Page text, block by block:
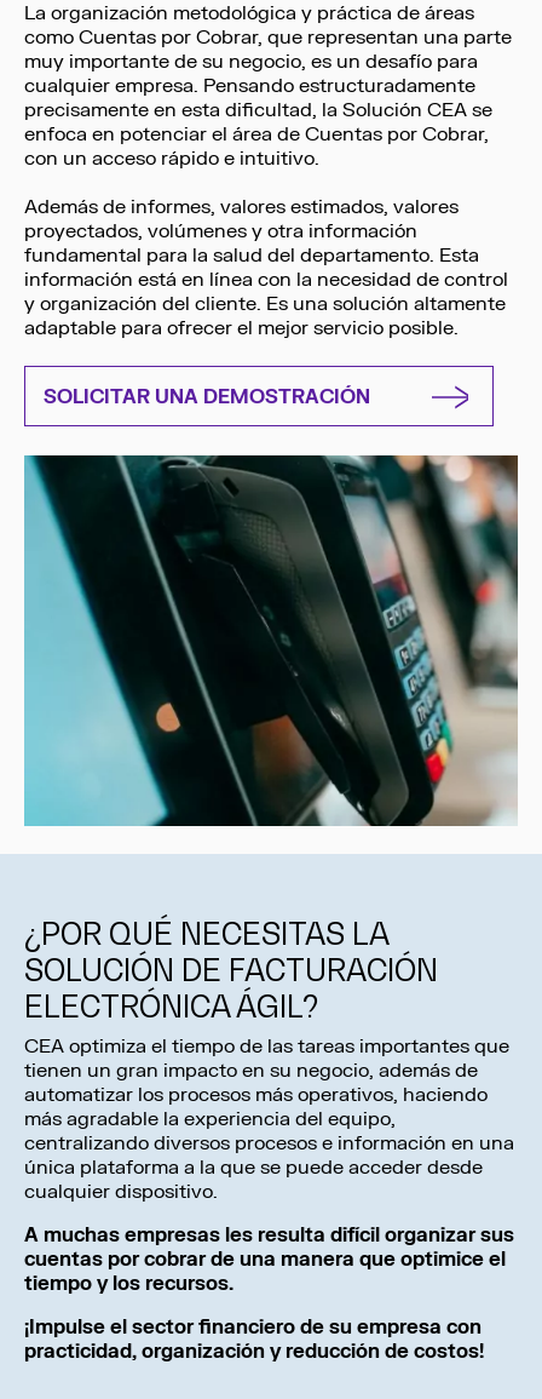
La organización metodológica y práctica de áreas
como Cuentas por Cobrar, que representan una parte
muy importante de su negocio, es un desafío para
cualquier empresa. Pensando estructuradamente
precisamente en esta dificultad, la Solución CEA se
enfoca en potenciar el área de Cuentas por Cobrar,
con un acceso rápido e intuitivo.
Además de informes, valores estimados, valores
proyectados, volúmenes y otra información
fundamental para la salud del departamento. Esta
información está en línea con la necesidad de control
y organización del cliente. Es una solución altamente
adaptable para ofrecer el mejor servicio posible.
SOLICITAR UNA DEMOSTRACIÓN
¿POR QUÉ NECESITAS LA
SOLUCIÓN DE FACTURACIÓN
ELECTRÓNICA ÁGIL?
CEA optimiza el tiempo de las tareas importantes que
tienen un gran impacto en su negocio, además de
automatizar los procesos más operativos, haciendo
más agradable la experiencia del equipo,
centralizando diversos procesos e información en una
única plataforma a la que se puede acceder desde
cualquier dispositivo.
A muchas empresas les resulta difícil organizar sus
cuentas por cobrar de una manera que optimice el
tiempo y los recursos.
¡Impulse el sector financiero de su empresa con
practicidad, organización y reducción de costos!